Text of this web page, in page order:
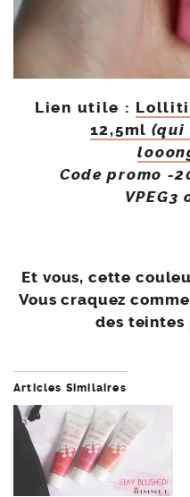
Lien utile :
12,5ml (qui
Code promo -
VPEG3
Et vous, cette
Vous craquez
des teintes
Articles Similaires